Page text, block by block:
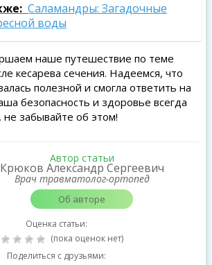
Саламандры: Загадочные
воды
наше путешествие по теме
кесарева сечения. Надеемся, что
полезной и смогла ответить на
безопасность и здоровье всегда
забывайте об этом!
Автор статьи
Крюков Александр Сергеевич
Врач травматолог-ортопед
Об авторе
Оценка статьи:
(пока оценок нет)
Поделиться с друзьями: